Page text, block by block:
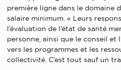
première ligne dans le domaine
salaire minimum. « Leurs
l’évaluation de l’état de santé
personne, ainsi que le conseil et
vers les programmes et les
collectivité. C’est tout sauf un